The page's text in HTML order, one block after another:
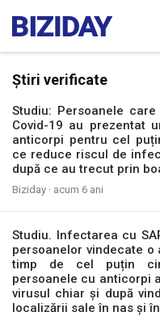
Știri verificate
Studiu: Persoanele
Covid-19 au prezentat
anticorpi pentru cel
ce reduce riscul de
după ce au trecut prin
Biziday · acum 6 ani
Studiu. Infectarea cu
persoanelor vindecate o
timp de cel puțin
persoanele cu anticorpi
virusul chiar și după
localizării sale în nas și